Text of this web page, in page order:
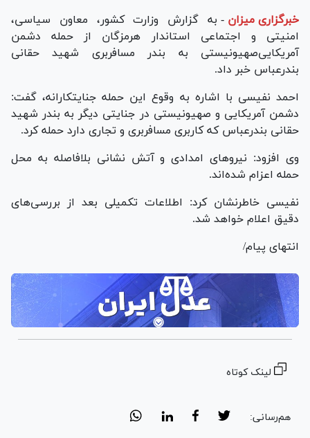
خبرگزاری میزان - به گزارش وزارت کشور، معاون سیاسی،
امنیتی و اجتماعی استاندار هرمزگان از حمله دشمن
آمریکایی‌صهیونیستی به بندر مسافربری شهید حقانی
بندرعباس خبر داد.
احمد نفیسی با اشاره به وقوع این حمله جنایتکارانه، گفت:
دشمن آمریکایی و صهیونیستی در جنایتی دیگر به بندر شهید
حقانی بندرعباس که کاربری مسافربری و تجاری دارد حمله کرد.
وی افزود: نیرو‌های امدادی و آتش نشانی بلافاصله به محل
حمله اعزام شده‌اند.
نفیسی خاطرنشان کرد: اطلاعات تکمیلی بعد از بررسی‌های
دقیق اعلام خواهد شد.
انتهای پیام/
لینک کوتاه
هم‌رسانی: